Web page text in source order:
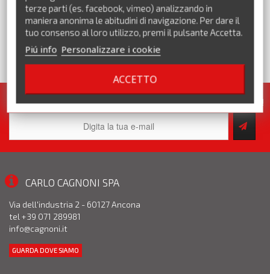
VEDI TUTTI I MARCHI
Iscriviti alla nostra newsletter. Pronte per te tante promozioni!
terze parti (es. facebook, vimeo) analizzando in
maniera anonima le abitudini di navigazione. Per dare il
tuo consenso al loro utilizzo, premi il pulsante Accetta.
Piú info Personalizzare i cookie
ACCETTO
CARLO CAGNONI SPA
Via dell'industria 2 - 60127 Ancona
tel +39 071 289981
info@cagnoni.it
GUARDA DOVE SIAMO